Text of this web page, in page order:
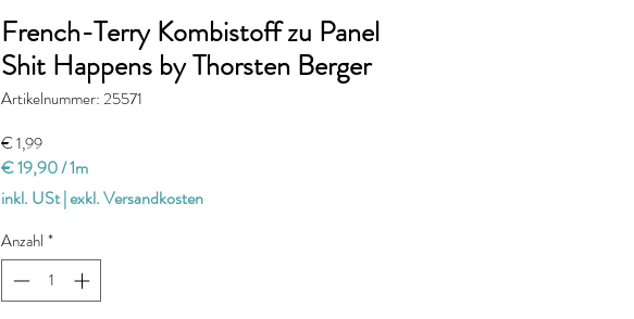
French-Terry Kombistoff zu Panel
Shit Happens by Thorsten Berger
Artikelnummer: 25571
€ 1,99Preis
€ 19,90/1m
€ 19,90
pro
1
Meter
inkl. USt|exkl. Versandkosten
Anzahl *